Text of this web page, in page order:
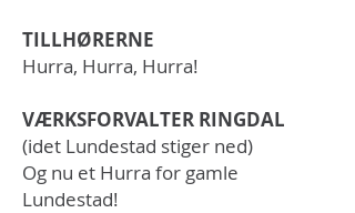
TILLHØRERNE
Hurra, Hurra, Hurra!
VÆRKSFORVALTER RINGDAL
(idet Lundestad stiger ned)
Og nu et Hurra for gamle
Lundestad!